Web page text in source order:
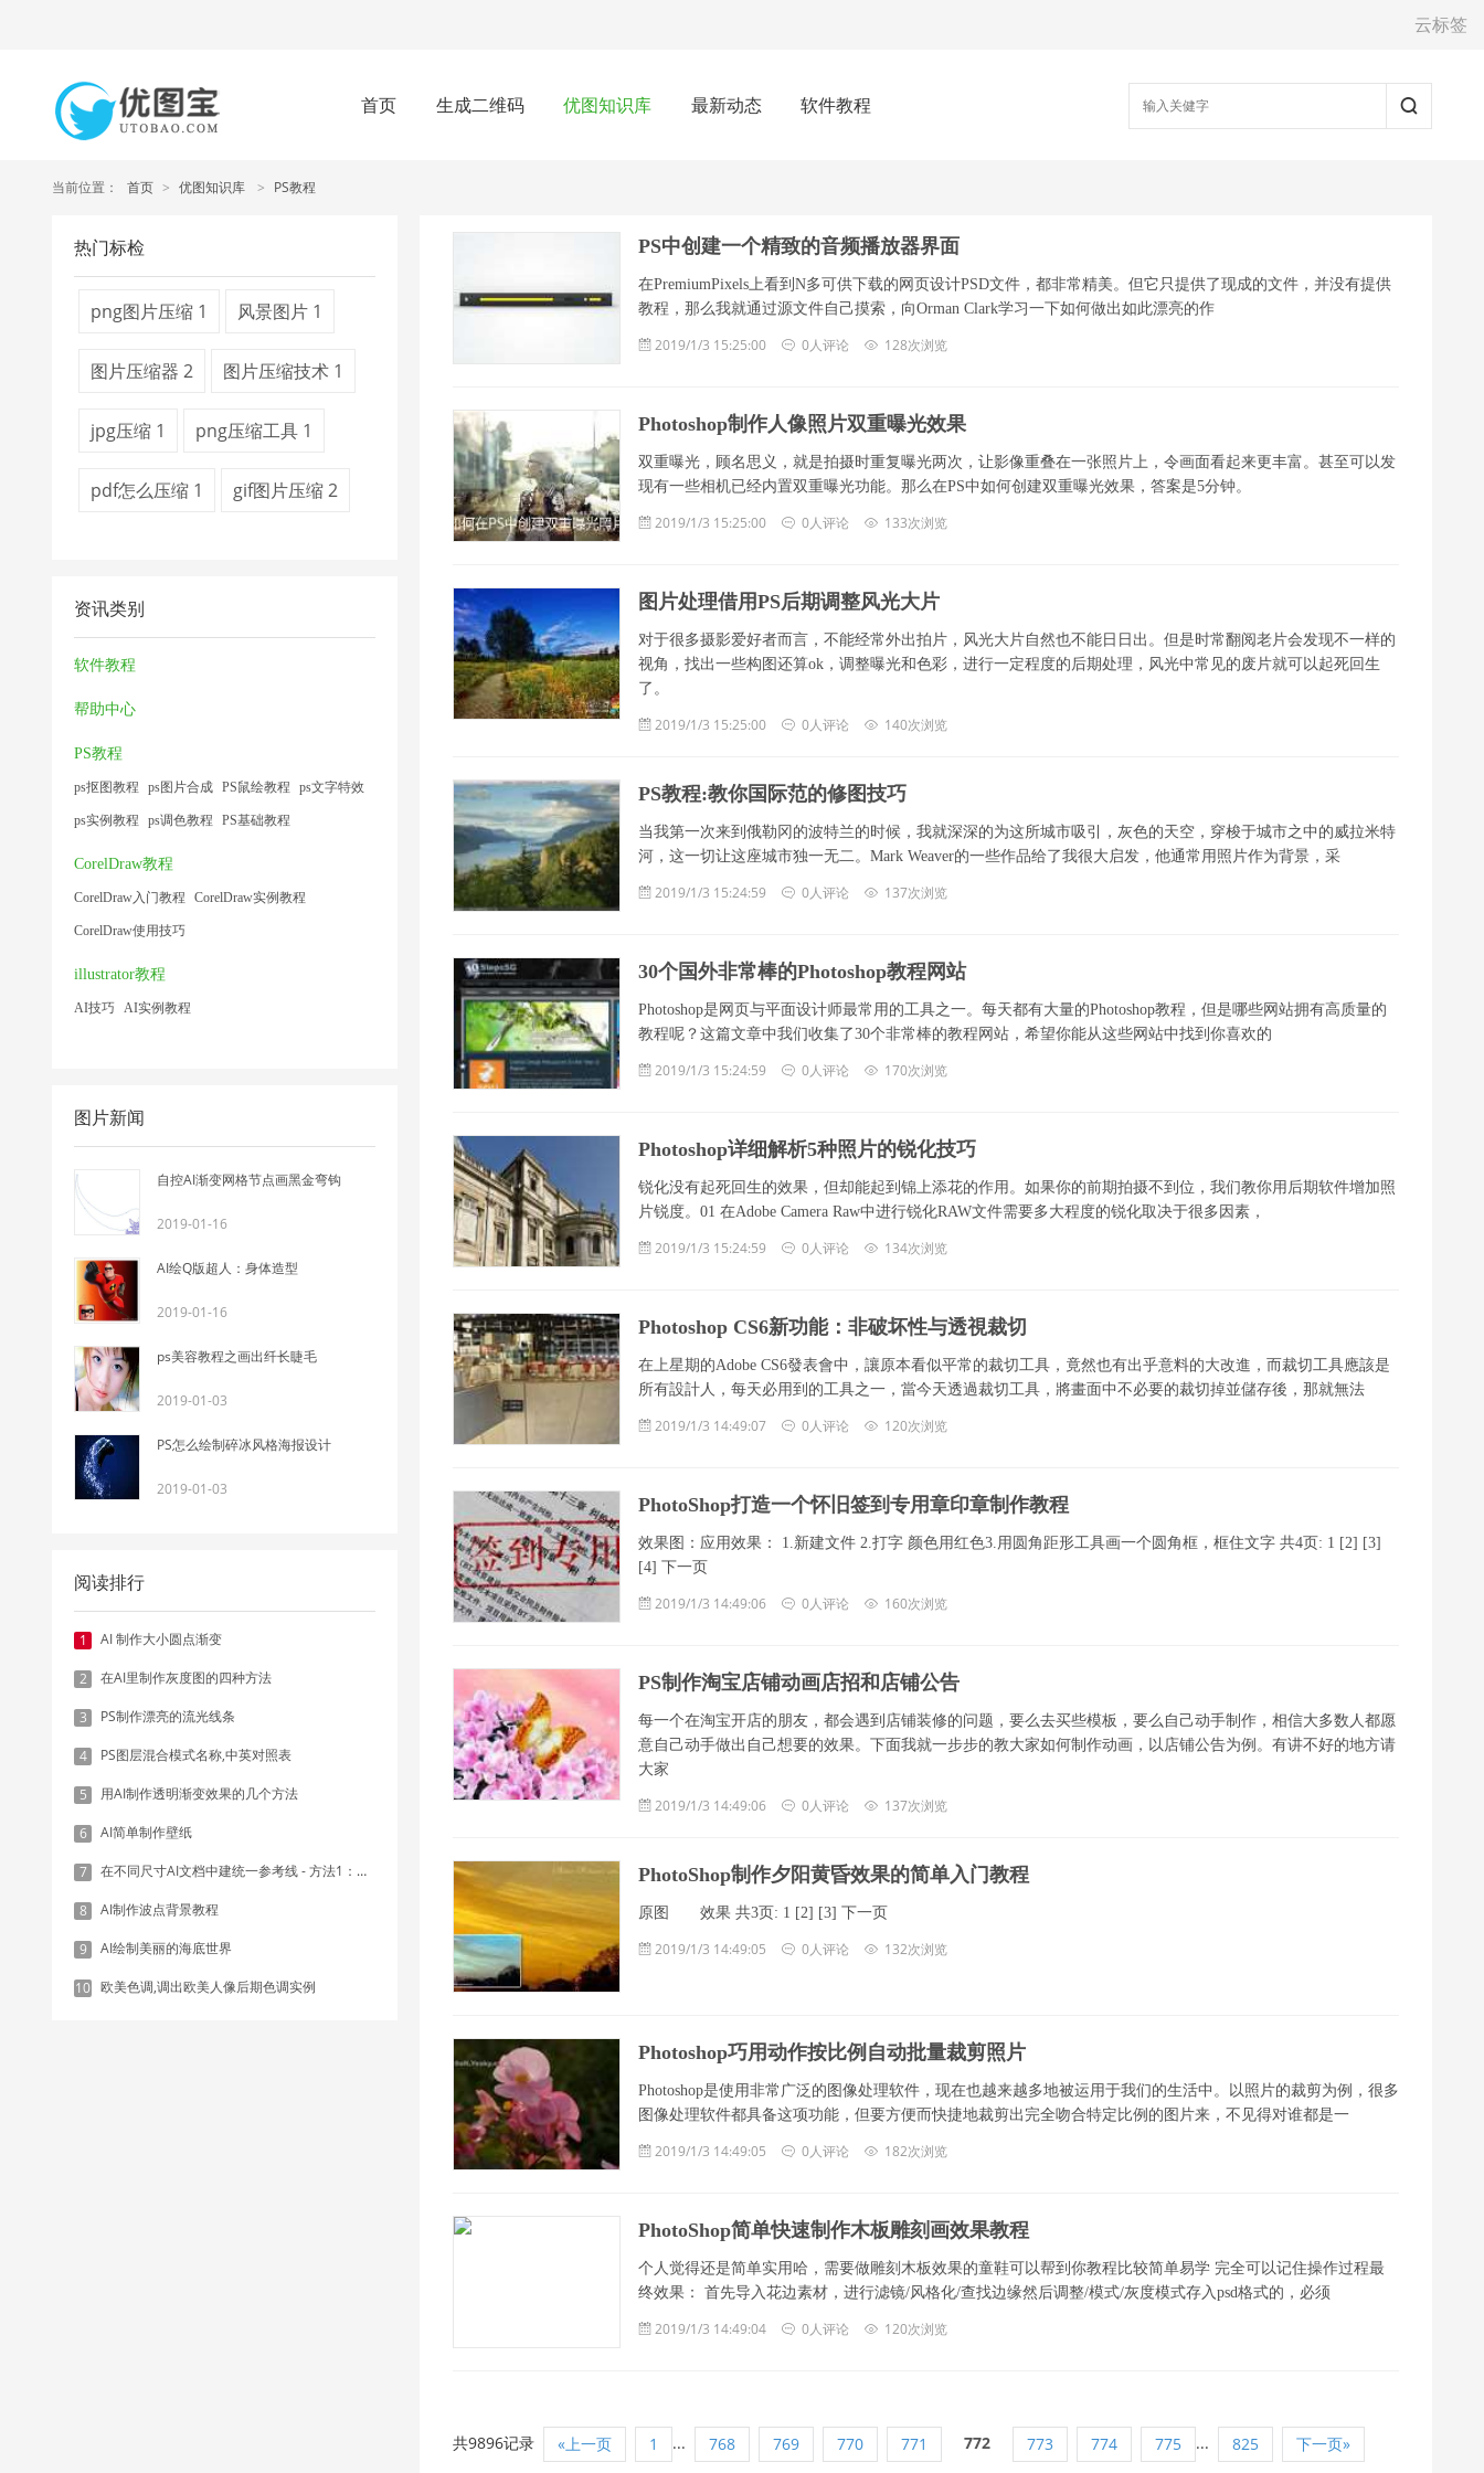
云标签
首页 生成二维码 优图知识库 最新动态 软件教程
当前位置： 首页 > 优图知识库 > PS教程
热门标检
png图片压缩 1 风景图片 1
图片压缩器 2 图片压缩技术 1
jpg压缩 1 png压缩工具 1
pdf怎么压缩 1 gif图片压缩2
资讯类别
软件教程
帮助中心
PS教程
ps抠图教程 ps图片合成 PS鼠绘教程 ps文字特效
ps实例教程 ps调色教程 PS基础教程
CorelDraw教程
CorelDraw入门教程 CorelDraw实例教程
CorelDraw使用技巧
illustrator教程
AI技巧 AI实例教程
图片新闻
自控AI渐变网格节点画黑金弯钩
2019-01-16
AI绘Q版超人：身体造型
2019-01-16
ps美容教程之画出纤长睫毛
2019-01-03
PS怎么绘制碎冰风格海报设计
2019-01-03
阅读排行
1 AI 制作大小圆点渐变
2 在AI里制作灰度图的四种方法
3 PS制作漂亮的流光线条
4 PS图层混合模式名称,中英对照表
5 用AI制作透明渐变效果的几个方法
6 AI简单制作壁纸
7 在不同尺寸AI文档中建统一参考线 - 方法1：对齐和分布
8 AI制作波点背景教程
9 AI绘制美丽的海底世界
10 欧美色调,调出欧美人像后期色调实例
PS中创建一个精致的音频播放器界面
在PremiumPixels上看到N多可供下载的网页设计PSD文件，都非常精美。但它只提供了现成的文件，并没有提供
教程，那么我就通过源文件自己摸索，向Orman Clark学习一下如何做出如此漂亮的作
2019/1/3 15:25:00 0人评论 128次浏览
Photoshop制作人像照片双重曝光效果
双重曝光，顾名思义，就是拍摄时重复曝光两次，让影像重叠在一张照片上，令画面看起来更丰富。甚至可以发
现有一些相机已经内置双重曝光功能。那么在PS中如何创建双重曝光效果，答案是5分钟。
2019/1/3 15:25:00 0人评论 133次浏览
图片处理借用PS后期调整风光大片
对于很多摄影爱好者而言，不能经常外出拍片，风光大片自然也不能日日出。但是时常翻阅老片会发现不一样的
视角，找出一些构图还算ok，调整曝光和色彩，进行一定程度的后期处理，风光中常见的废片就可以起死回生
了。
2019/1/3 15:25:00 0人评论 140次浏览
PS教程:教你国际范的修图技巧
当我第一次来到俄勒冈的波特兰的时候，我就深深的为这所城市吸引，灰色的天空，穿梭于城市之中的威拉米特
河，这一切让这座城市独一无二。Mark Weaver的一些作品给了我很大启发，他通常用照片作为背景，采
2019/1/3 15:24:59 0人评论 137次浏览
30个国外非常棒的Photoshop教程网站
Photoshop是网页与平面设计师最常用的工具之一。每天都有大量的Photoshop教程，但是哪些网站拥有高质量的
教程呢？这篇文章中我们收集了30个非常棒的教程网站，希望你能从这些网站中找到你喜欢的
2019/1/3 15:24:59 0人评论 170次浏览
Photoshop详细解析5种照片的锐化技巧
锐化没有起死回生的效果，但却能起到锦上添花的作用。如果你的前期拍摄不到位，我们教你用后期软件增加照
片锐度。01 在Adobe Camera Raw中进行锐化RAW文件需要多大程度的锐化取决于很多因素，
2019/1/3 15:24:59 0人评论 134次浏览
Photoshop CS6新功能：非破坏性与透視裁切
在上星期的Adobe CS6發表會中，讓原本看似平常的裁切工具，竟然也有出乎意料的大改進，而裁切工具應該是
所有設計人，每天必用到的工具之一，當今天透過裁切工具，將畫面中不必要的裁切掉並儲存後，那就無法
2019/1/3 14:49:07 0人评论 120次浏览
PhotoShop打造一个怀旧签到专用章印章制作教程
效果图：应用效果： 1.新建文件 2.打字 颜色用红色3.用圆角距形工具画一个圆角框，框住文字 共4页: 1 [2] [3]
[4] 下一页
2019/1/3 14:49:06 0人评论 160次浏览
PS制作淘宝店铺动画店招和店铺公告
每一个在淘宝开店的朋友，都会遇到店铺装修的问题，要么去买些模板，要么自己动手制作，相信大多数人都愿
意自己动手做出自己想要的效果。下面我就一步步的教大家如何制作动画，以店铺公告为例。有讲不好的地方请
大家
2019/1/3 14:49:06 0人评论 137次浏览
PhotoShop制作夕阳黄昏效果的简单入门教程
原图 效果 共3页: 1 [2] [3] 下一页
2019/1/3 14:49:05 0人评论 132次浏览
Photoshop巧用动作按比例自动批量裁剪照片
Photoshop是使用非常广泛的图像处理软件，现在也越来越多地被运用于我们的生活中。以照片的裁剪为例，很多
图像处理软件都具备这项功能，但要方便而快捷地裁剪出完全吻合特定比例的图片来，不见得对谁都是一
2019/1/3 14:49:05 0人评论 182次浏览
PhotoShop简单快速制作木板雕刻画效果教程
个人觉得还是简单实用哈，需要做雕刻木板效果的童鞋可以帮到你教程比较简单易学 完全可以记住操作过程最
终效果： 首先导入花边素材，进行滤镜/风格化/查找边缘然后调整/模式/灰度模式存入psd格式的，必须
2019/1/3 14:49:04 0人评论 120次浏览
共9896记录 «上一页 1 ... 768 769 770 771 772 773 774 775 ... 825 下一页»